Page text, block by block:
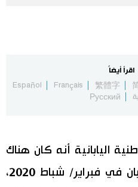
معنا
اقرأ أيضاً
繁體字
Français
Español
Русский
اليابانية أنه كان هناك
1.1 مليون زائر أجنبي لليابان في فبراير/ شباط 2020،